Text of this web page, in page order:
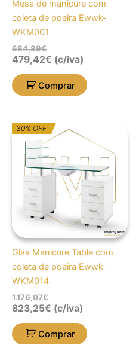
Mesa de manicure com
coleta de poeira Ewwk-
WKM001
684,89€
479,42€ (c/iva)
Comprar
30% OFF
Glas Manicure Table com
coleta de poeira Ewwk-
WKM014
1.176,07€
O
preço
original
era:
1.176,07€.
O
preço
atual
é:
823,25€.
823,25€ (c/iva)
Comprar